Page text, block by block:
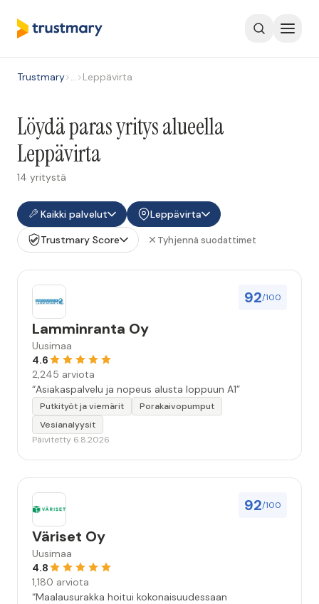
Trustmary>…>Leppävirta
Löydä paras yritys alueella
Leppävirta
14 yritystä
Kaikki palvelut
Leppävirta
Trustmary Score
Tyhjennä suodattimet
92/100
Lamminranta Oy
Uusimaa
4.6
2,245 arviota
“Asiakaspalvelu ja nopeus alusta loppuun A1”
Putkityöt ja viemärit
Porakaivopumput
Vesianalyysit
Päivitetty 6.8.2026
92/100
Väriset Oy
Uusimaa
4.8
1,180 arviota
“Maalausurakka hoitui kokonaisuudessaan